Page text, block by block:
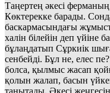
Таңертең әкесі
Көктерекке барады.
баскармасындағы
халін білейін деп үйіне
бұлаңдатып Сұркиік
сенбейді. Бұл не, елес
болса, қылмыс жасап
қолын жалап, басын
танытады. Әкесі